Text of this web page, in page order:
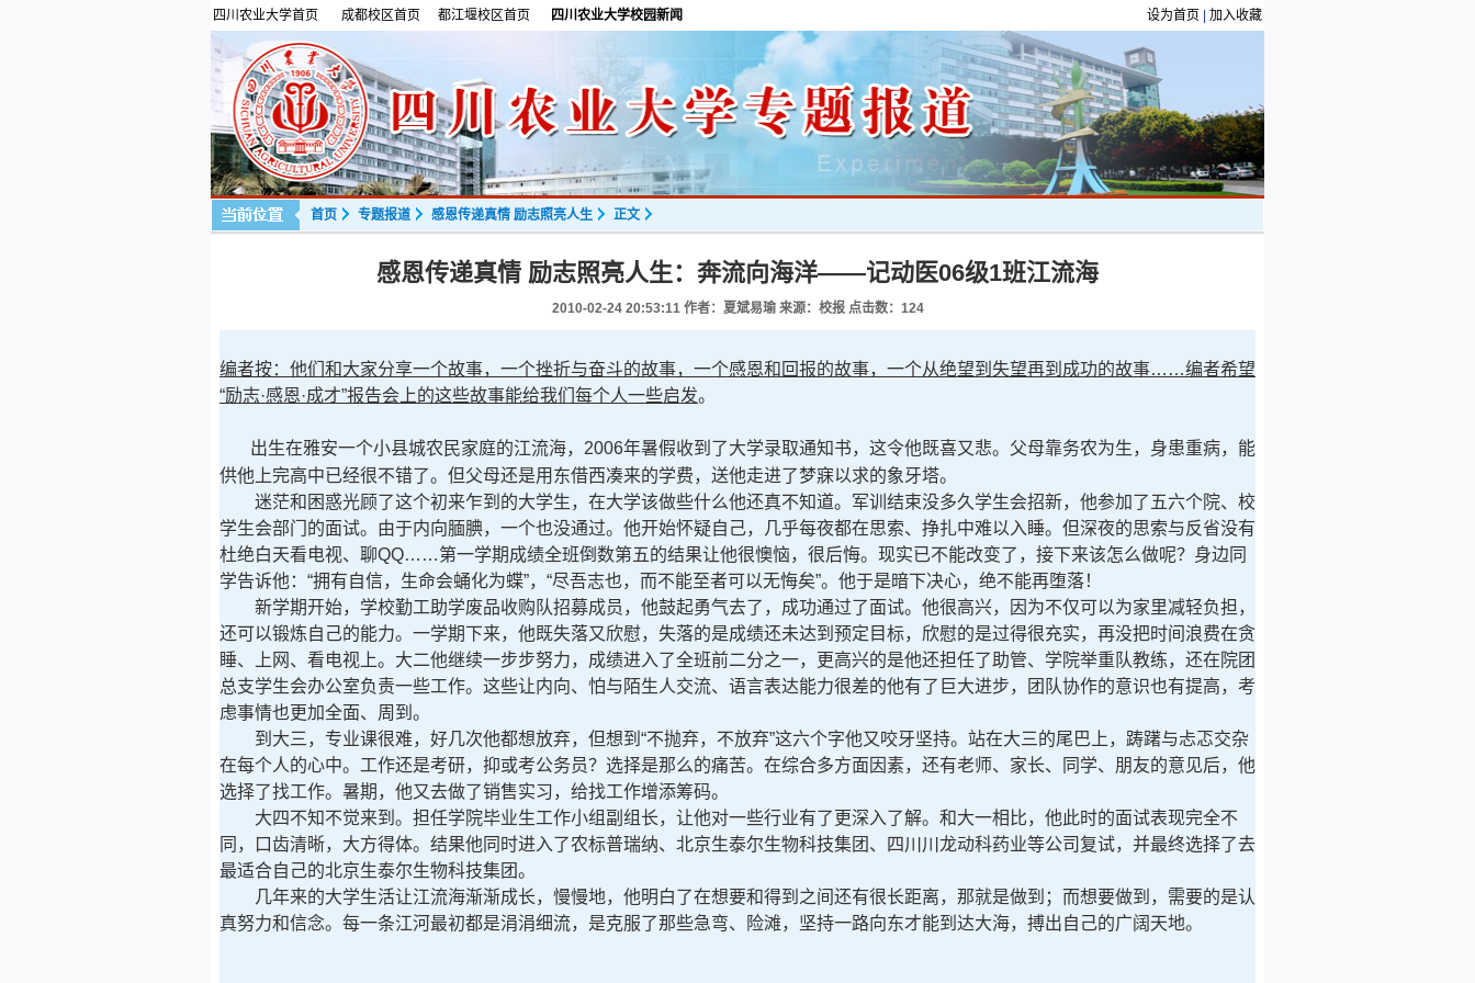
四川农业大学首页 成都校区首页 都江堰校区首页 四川农业大学校园新闻 设为首页 加入收藏
首页 专题报道 感恩传递真情 励志照亮人生 正文
感恩传递真情 励志照亮人生：奔流向海洋——记动医06级1班江流海
2010-02-24 20:53:11作者：夏斌易瑜 来源：校报 点击数： 124
编者按：他们和大家分享一个故事，一个挫折与奋斗的故事，一个感恩和回报的故事，一个从绝望到失望再到成功的故事……编者希望
“励志·感恩·成才”报告会上的这些故事能给我们每个人一些启发。
出生在雅安一个小县城农民家庭的江流海，2006年暑假收到了大学录取通知书，这令他既喜又悲。父母靠务农为生，身患重病，能
供他上完高中已经很不错了。但父母还是用东借西凑来的学费，送他走进了梦寐以求的象牙塔。
迷茫和困惑光顾了这个初来乍到的大学生，在大学该做些什么他还真不知道。军训结束没多久学生会招新，他参加了五六个院、校
学生会部门的面试。由于内向腼腆，一个也没通过。他开始怀疑自己，几乎每夜都在思索、挣扎中难以入睡。但深夜的思索与反省没有
杜绝白天看电视、聊QQ……第一学期成绩全班倒数第五的结果让他很懊恼，很后悔。现实已不能改变了，接下来该怎么做呢？身边同
学告诉他：“拥有自信，生命会蛹化为蝶”，“尽吾志也，而不能至者可以无悔矣”。他于是暗下决心，绝不能再堕落！
新学期开始，学校勤工助学废品收购队招募成员，他鼓起勇气去了，成功通过了面试。他很高兴，因为不仅可以为家里减轻负担，
还可以锻炼自己的能力。一学期下来，他既失落又欣慰，失落的是成绩还未达到预定目标，欣慰的是过得很充实，再没把时间浪费在贪
睡、上网、看电视上。大二他继续一步步努力，成绩进入了全班前二分之一，更高兴的是他还担任了助管、学院举重队教练，还在院团
总支学生会办公室负责一些工作。这些让内向、怕与陌生人交流、语言表达能力很差的他有了巨大进步，团队协作的意识也有提高，考
虑事情也更加全面、周到。
到大三，专业课很难，好几次他都想放弃，但想到“不抛弃，不放弃”这六个字他又咬牙坚持。站在大三的尾巴上，踌躇与忐忑交杂
在每个人的心中。工作还是考研，抑或考公务员？选择是那么的痛苦。在综合多方面因素，还有老师、家长、同学、朋友的意见后，他
选择了找工作。暑期，他又去做了销售实习，给找工作增添筹码。
大四不知不觉来到。担任学院毕业生工作小组副组长，让他对一些行业有了更深入了解。和大一相比，他此时的面试表现完全不
同，口齿清晰，大方得体。结果他同时进入了农标普瑞纳、北京生泰尔生物科技集团、四川川龙动科药业等公司复试，并最终选择了去
最适合自己的北京生泰尔生物科技集团。
几年来的大学生活让江流海渐渐成长，慢慢地，他明白了在想要和得到之间还有很长距离，那就是做到；而想要做到，需要的是认
真努力和信念。每一条江河最初都是涓涓细流，是克服了那些急弯、险滩，坚持一路向东才能到达大海，搏出自己的广阔天地。